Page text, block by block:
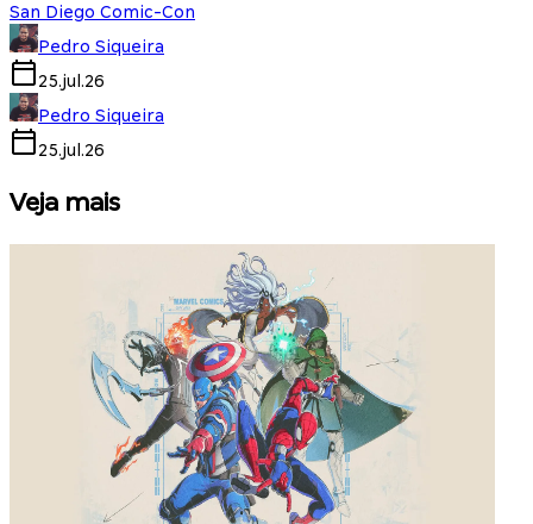
San Diego Comic-Con
Pedro Siqueira
25.jul.26
Pedro Siqueira
25.jul.26
Veja mais